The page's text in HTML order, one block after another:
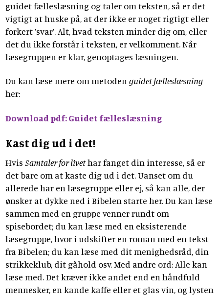
guidet fælleslæsning og taler om teksten, så er det
vigtigt at huske på, at der ikke er noget rigtigt eller
forkert ’svar’. Alt, hvad teksten minder dig om, eller
det du ikke forstår i teksten, er velkomment. Når
læsegruppen er klar, genoptages læsningen.
Du kan læse mere om metoden guidet fælleslæsning
her:
Download pdf: Guidet fælleslæsning
Kast dig ud i det!
Hvis Samtaler for livethar fanget din interesse, så er
det bare om at kaste dig ud i det. Uanset om du
allerede har en læsegruppe eller ej, så kan alle, der
ønsker at dykke ned i Bibelen starte her. Du kan læse
sammen med en gruppe venner rundt om
spisebordet; du kan læse med en eksisterende
læsegruppe, hvor i udskifter en roman med en tekst
fra Bibelen; du kan læse med dit menighedsråd, din
strikkeklub, dit gåhold osv. Med andre ord: Alle kan
læse med. Det kræver ikke andet end en håndfuld
mennesker, en kande kaffe eller et glas vin, og lysten